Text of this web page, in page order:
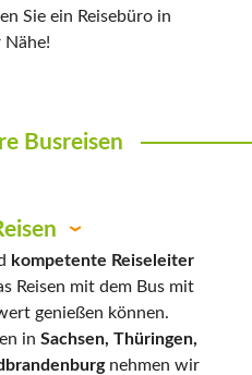
Sie ein Reisebüro in
Nähe!
Busreisen
kompetente Reiseleiter
Reisen mit dem Bus mit
genießen können.
in Sachsen, Thüringen,
nehmen wir